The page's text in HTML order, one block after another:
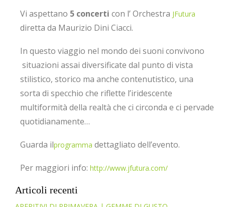
Vi aspettano 5 concerti con l’ Orchestra JFutura
diretta da Maurizio Dini Ciacci.
In questo viaggio nel mondo dei suoni convivono
situazioni assai diversificate dal punto di vista
stilistico, storico ma anche contenutistico, una
sorta di specchio che riflette l’iridescente
multiformità della realtà che ci circonda e ci pervade
quotidianamente…
Guarda ilprogramma dettagliato dell’evento.
Per maggiori info: http://www.jfutura.com/
Articoli recenti